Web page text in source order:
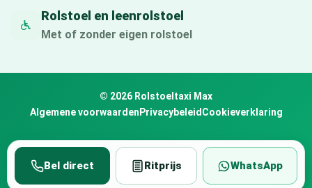
Rolstoel en leenrolstoel
Met of zonder eigen rolstoel
© 2026 Rolstoeltaxi Max
Algemene voorwaarden PrivacybeleidCookieverklaring
Bel direct Ritprijs WhatsApp